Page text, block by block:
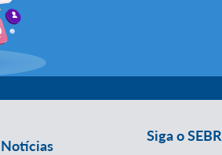
Notícias
Siga o